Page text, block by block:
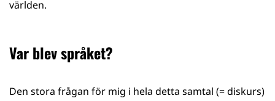
världen.
Var blev språket?
Den stora frågan för mig i hela detta samtal (= diskurs)